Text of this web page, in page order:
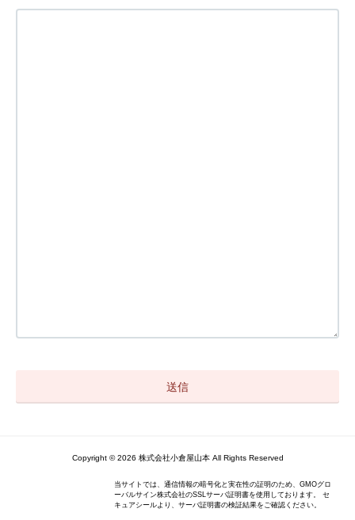
Copyright © 2026 株式会社小倉屋山本 All Rights Reserved
当サイトでは、通信情報の暗号化と実在性の証明のため、GMOグロ
ーバルサイン株式会社のSSLサーバ証明書を使用しております。 セ
キュアシールより、サーバ証明書の検証結果をご確認ください。